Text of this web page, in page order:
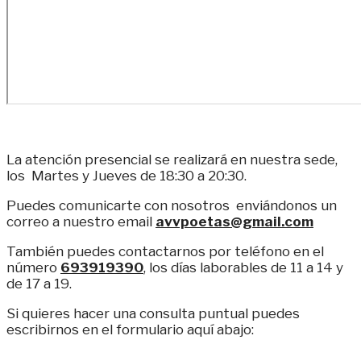
La atención presencial se realizará en nuestra sede,
los Martes y Jueves de 18:30 a 20:30.
Puedes comunicarte con nosotros enviándonos un
correo a nuestro email avvpoetas@gmail.com
También puedes contactarnos por teléfono en el
número 693919390, los días laborables de 11 a 14 y
de 17 a 19.
Si quieres hacer una consulta puntual puedes
escribirnos en el formulario aquí abajo: